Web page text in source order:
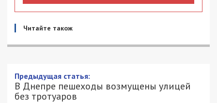
Читайте також
Предыдущая статья:
В Днепре пешеходы возмущены улицей
без тротуаров